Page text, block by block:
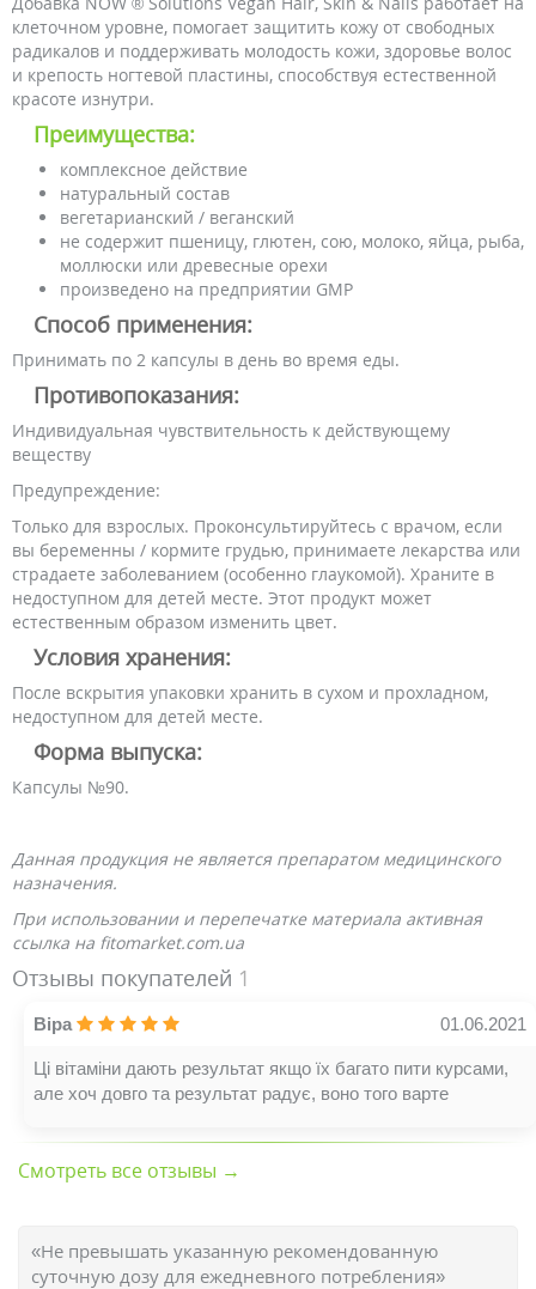
клеточном уровне, помогает защитить кожу от свободных
радикалов и поддерживать молодость кожи, здоровье волос
и крепость ногтевой пластины, способствуя естественной
красоте изнутри.
Преимущества:
комплексное действие
натуральный состав
вегетарианский / веганский
не содержит пшеницу, глютен, сою, молоко, яйца, рыба,
моллюски или древесные орехи
произведено на предприятии GMP
Способ применения:
Принимать по 2 капсулы в день во время еды.
Противопоказания:
Индивидуальная чувствительность к действующему
веществу
Предупреждение:
Только для взрослых. Проконсультируйтесь с врачом, если
вы беременны / кормите грудью, принимаете лекарства или
страдаете заболеванием (особенно глаукомой). Храните в
недоступном для детей месте. Этот продукт может
естественным образом изменить цвет.
Условия хранения:
После вскрытия упаковки хранить в сухом и прохладном,
недоступном для детей месте.
Форма выпуска:
Капсулы №90.
Данная продукция не является препаратом медицинского
назначения.
При использовании и перепечатке материала активная
ссылка на fitomarket.com.ua
Отзывы покупателей 1
Віра 01.06.2021
Ці вітаміни дають результат якщо їх багато пити курсами,
але хоч довго та результат радує, воно того варте
Смотреть все отзывы →
«Не превышать указанную рекомендованную
суточную дозу для ежедневного потребления»